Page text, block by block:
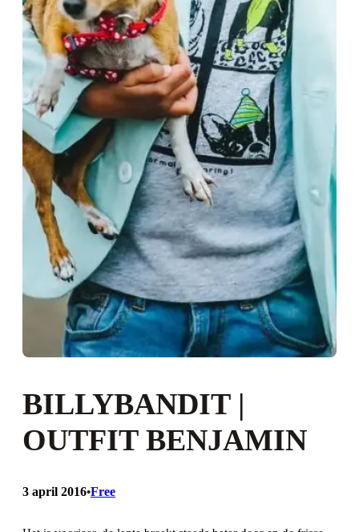
BILLYBANDIT |
OUTFIT BENJAMIN
3 april 2016•Free